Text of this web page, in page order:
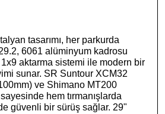
tasarımı, her parkurda
6061 alüminyum kadrosu
aktarma sistemi ile modern bir
sunar. SR Suntour XCM32
ve Shimano MT200
hem tırmanışlarda
güvenli bir sürüş sağlar. 29"